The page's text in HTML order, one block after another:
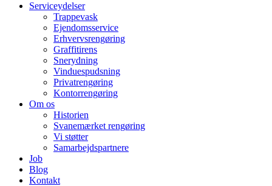
Serviceydelser
Trappevask
Ejendomsservice
Erhvervsrengøring
Graffitirens
Snerydning
Vinduespudsning
Privatrengøring
Kontorrengøring
Om os
Historien
Svanemærket rengøring
Vi støtter
Samarbejdspartnere
Job
Blog
Kontakt